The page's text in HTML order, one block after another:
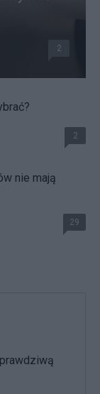
2
2
nie mają
29